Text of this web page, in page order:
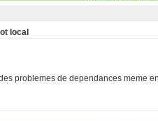
local
problemes de dependances meme